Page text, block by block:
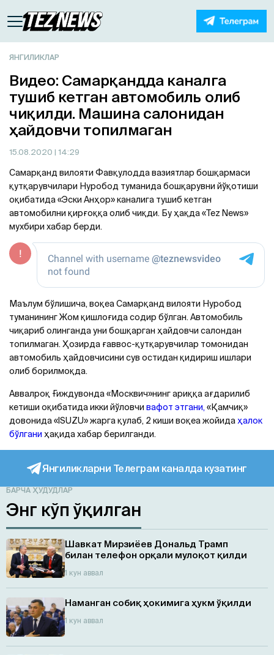
ЯНГИЛИКЛАР
Видео: Самарқандда каналга
тушиб кетган автомобиль олиб
чиқилди. Машина салонидан
ҳайдовчи топилмаган
15.08.2020 | 14:29
Самарқанд вилояти Фавқулодда вазиятлар бошқармаси
қутқарувчилари Нуробод туманида бошқарувни йўқотиши
оқибатида «Эски Анҳор» каналига тушиб кетган
автомобилни қирғоққа олиб чиқди. Бу ҳақда «Tez News»
мухбири хабар берди.
Маълум бўлишича, воқеа Самарқанд вилояти Нуробод
туманининг Жом қишлоғида содир бўлган. Автомобиль
чиқариб олинганда уни бошқарган ҳайдовчи салондан
топилмаган. Ҳозирда ғаввос-қутқарувчилар томонидан
автомобиль ҳайдовчисини сув остидан қидириш ишлари
олиб борилмоқда.
Аввалроқ Ғиждувонда «Москвич»нинг ариққа ағдарилиб
кетиши оқибатида икки йўловчи вафот этгани, «Қамчиқ»
довонида «ISUZU» жарга қулаб, 2 киши воқеа жойидаҳалок
бўлгани ҳақида хабар берилганди.
Янгиликларни Телеграм каналда кузатинг
БАРЧА ҲУДУДЛАР
Энг кўп ўқилган
Шавкат Мирзиёев Дональд Трамп
билан телефон орқали мулоқот қилди
1 кун аввал
Наманган собиқ ҳокимига ҳукм ўқилди
1 кун аввал